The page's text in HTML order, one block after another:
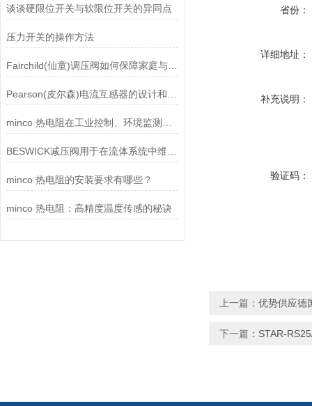
谈谈硬限位开关与软限位开关的异同点
压力开关的操作方法
Fairchild(仙童)调压阀如何保障家庭与工业安全？
minco 热电阻的安装要求有哪些？
minco 热电阻：高精度温度传感的秘诀
省份：
详细地址：
补充说明：
验证码：
上一篇： 优势供应德
下一篇： STAR-